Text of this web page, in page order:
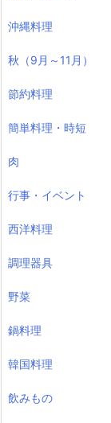
沖縄料理
秋（9月～11月）
節約料理
簡単料理・時短
肉
行事・イベント
西洋料理
調理器具
野菜
鍋料理
韓国料理
飲みもの